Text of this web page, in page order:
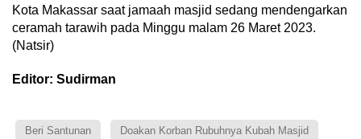
Kota Makassar saat jamaah masjid sedang mendengarkan
ceramah tarawih pada Minggu malam 26 Maret 2023.
(Natsir)
Editor: Sudirman
Beri Santunan Doakan Korban Rubuhnya Kubah Masjid